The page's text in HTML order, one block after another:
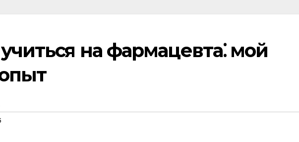
на фармацевта⁚ мой